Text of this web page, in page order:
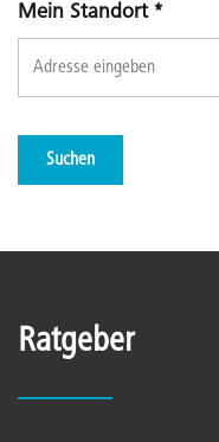
Mein Standort *
Suchen
Ratgeber